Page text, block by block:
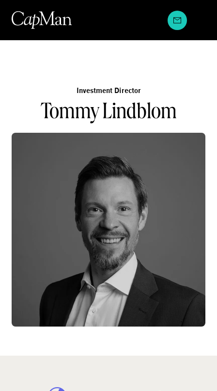
sisältöön
Investment Director
Tommy Lindblom